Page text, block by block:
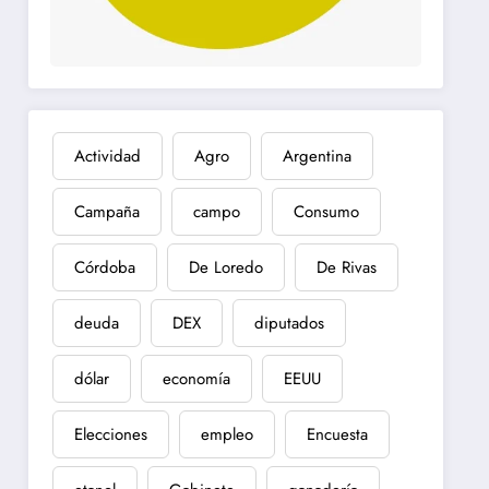
Actividad Agro Argentina
Campaña campo Consumo
Córdoba De Loredo De Rivas
deuda DEX diputados
dólar economía EEUU
Elecciones empleo Encuesta